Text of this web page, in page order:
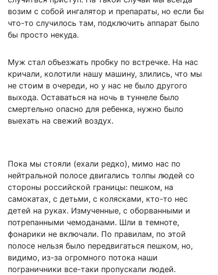
возим с собой ингалятор и препараты, но если бы
что-то случилось там, подключить аппарат было
бы просто некуда.
Муж стал объезжать пробку по встречке. На нас
кричали, колотили нашу машину, злились, что мы
не стоим в очереди, но у нас не было другого
выхода. Оставаться на ночь в туннеле было
смертельно опасно для ребенка, нужно было
выехать на свежий воздух.
Пока мы стояли (ехали редко), мимо нас по
нейтральной полосе двигались толпы людей со
стороны российской границы: пешком, на
самокатах, с детьми, с колясками, кто-то нес
детей на руках. Измученные, с оборванными и
потрепанными чемоданами. Шли в темноте,
фонарики не включали. По правилам, по этой
полосе нельзя было передвигаться пешком, но,
видимо, из-за огромного потока наши
пограничники все-таки пропускали людей.